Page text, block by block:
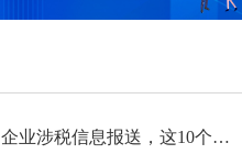
【政策解读】关于互联网平台企业涉税信息报送，这10个常见问答请收好！